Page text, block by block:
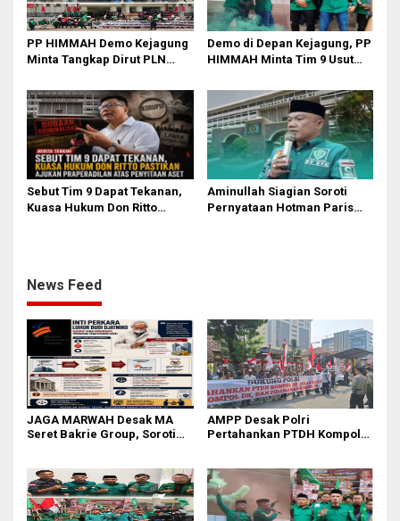
PP HIMMAH Demo Kejagung
Minta Tangkap Dirut PLN
Demo di Depan Kejagung, PP
HIMMAH Minta Tim 9 Usut
Kasus Febrie Adriansyah
Sebut Tim 9 Dapat Tekanan,
Kuasa Hukum Don Ritto
Aminullah Siagian Soroti
Pernyataan Hotman Paris
News Feed
JAGA MARWAH Desak MA
Seret Bakrie Group, Soroti
AMPP Desak Polri
Pertahankan PTDH Kompol